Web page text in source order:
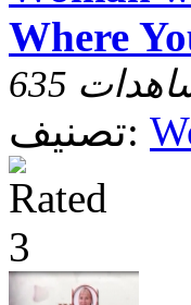
Where
مشاهدات
تصنيف: